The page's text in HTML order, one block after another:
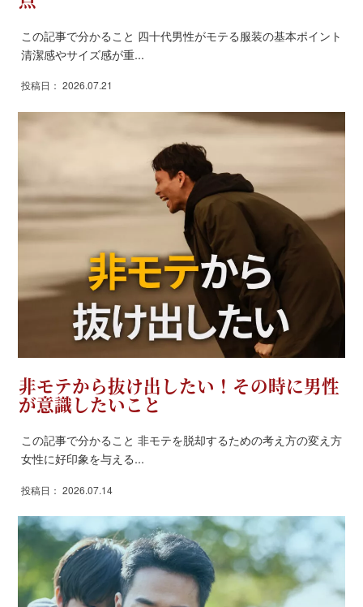
この記事で分かること 四十代男性がモテる服装の基本ポイント
清潔感やサイズ感が重...
投稿日： 2026.07.21
非モテから抜け出したい！その時に男性
が意識したいこと
この記事で分かること 非モテを脱却するための考え方の変え方
女性に好印象を与える...
投稿日： 2026.07.14